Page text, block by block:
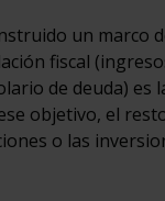
un marco
fiscal
de deuda) es
objetivo, el
o las